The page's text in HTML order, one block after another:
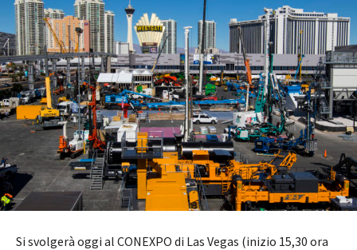
Si svolgerà oggi al CONEXPO di Las Vegas (inizio 15,30 ora